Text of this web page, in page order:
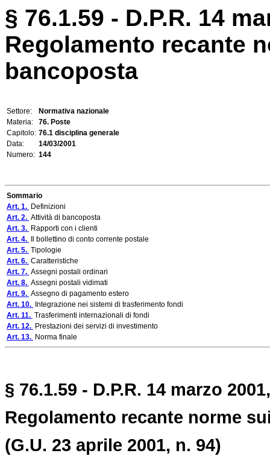
§ 76.1.59 - D.P.R. 14
Regolamento recante
bancoposta
Settore:
Normativa nazionale
Materia:
76. Poste
Capitolo: 76.1 disciplina generale
Data:
14/03/2001
Numero: 144
Sommario
Art. 1. Definizioni
Art. 2. Attività di bancoposta
Art. 3. Rapporti con i clienti
Art. 4.
Il bollettino di conto corrente postale
Art. 5. Tipologie
Art. 6. Caratteristiche
Art. 7. Assegni postali ordinari
Art. 8. Assegni postali vidimati
Art. 9. Assegno di pagamento estero
Art. 10.
Integrazione nei sistemi di trasferimento fondi
Art. 11. Trasferimenti internazionali di fondi
Art. 12. Prestazioni dei servizi di investimento
Art. 13. Norma finale
§ 76.1.59 - D.P.R. 14 marzo
Regolamento recante norme
(G.U. 23 aprile 2001, n. 94)